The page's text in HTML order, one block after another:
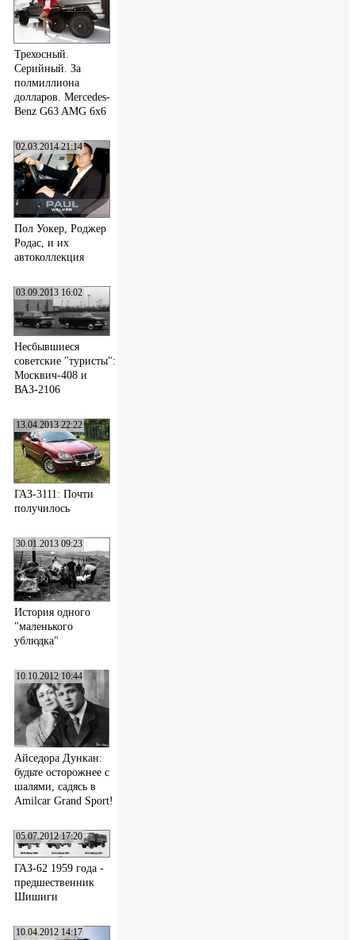
Трехосный.
Серийный. За
полмиллиона
долларов. Mercedes-
Benz G63 AMG 6x6
02.03.2014 21:14
Пол Уокер, Роджер
Родас, и их
автоколлекция
03.09.2013 16:02
Несбывшиеся
советские "туристы":
Москвич-408 и
ВАЗ-2106
13.04.2013 22:22
ГАЗ-3111: Почти
получилось
30.01.2013 09:23
История одного
"маленького
ублюдка"
10.10.2012 10:44
Айседора Дункан:
будьте осторожнее с
шалями, садясь в
Amilcar Grand Sport!
05.07.2012 17:20
ГАЗ-62 1959 года -
предшественник
Шишиги
10.04.2012 14:17